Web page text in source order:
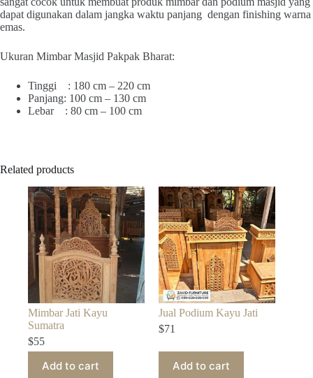
dapat digunakan dalam jangka waktu panjang dengan finishing warna
emas.
Ukuran Mimbar Masjid Pakpak Bharat:
Tinggi : 180 cm – 220 cm
Panjang: 100 cm – 130 cm
Lebar : 80 cm – 100 cm
Related products
Mimbar Jati Kayu
Sumatra
$55
Add to cart
Jual Podium Kayu Jati
$71
Add to cart